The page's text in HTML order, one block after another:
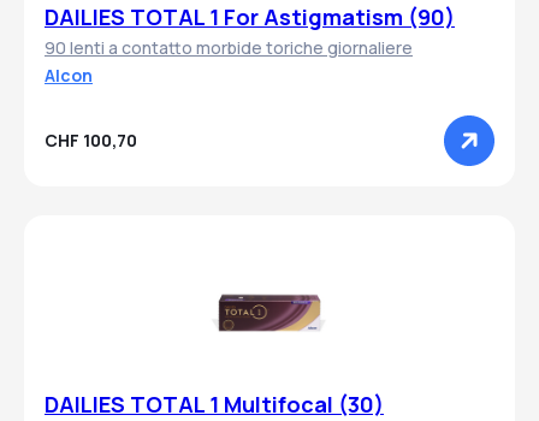
DAILIES TOTAL 1 For Astigmatism (90)
90 lenti a contatto morbide toriche giornaliere
Alcon
CHF 100,70
DAILIES TOTAL 1 Multifocal (30)